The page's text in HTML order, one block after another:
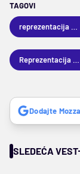
TAGOVI
Dodajte
SLEDEĆA VEST